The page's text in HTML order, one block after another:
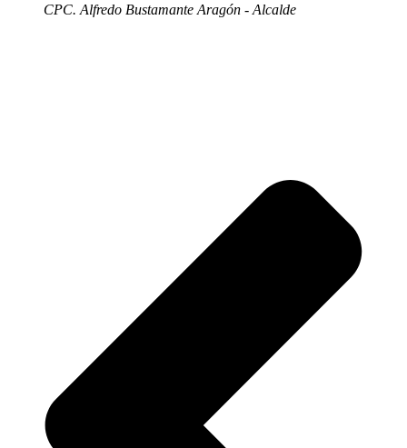
CPC. Alfredo Bustamante Aragón - Alcalde